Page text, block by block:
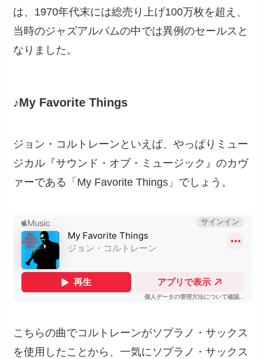
は、1970年代末には総売り上げ100万枚を超え、
当時のジャズアルバムの中では異例のセールスと
なりました。
♪My Favorite Things
ジョン・コルトレーンといえば、やっぱりミュー
ジカル『サウンド・オブ・ミュージック』のカヴ
ァーである「My Favorite Things」でしょう。
こちらの曲でコルトレーンがソプラノ・サックス
を使用したことから、一気にソプラノ・サックス